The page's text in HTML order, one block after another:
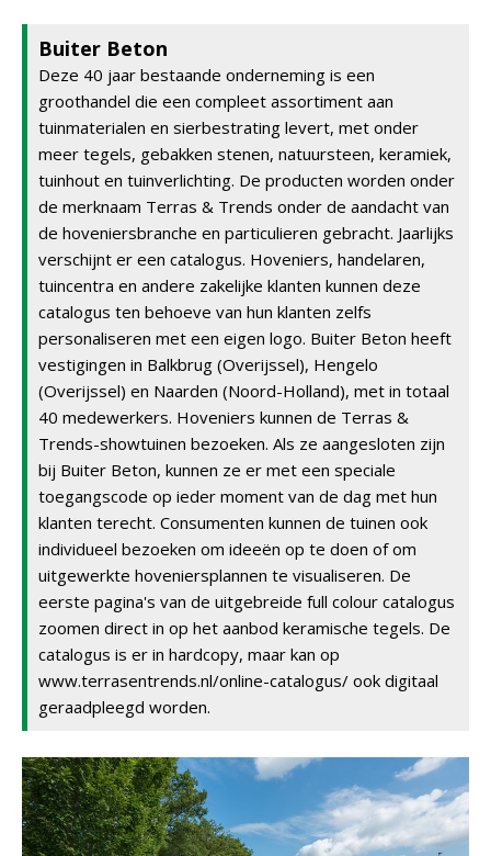
Buiter Beton
Deze 40 jaar bestaande onderneming is een
groothandel die een compleet assortiment aan
tuinmaterialen en sierbestrating levert, met onder
meer tegels, gebakken stenen, natuursteen, keramiek,
tuinhout en tuinverlichting. De producten worden onder
de merknaam Terras & Trends onder de aandacht van
de hoveniersbranche en particulieren gebracht. Jaarlijks
verschijnt er een catalogus. Hoveniers, handelaren,
tuincentra en andere zakelijke klanten kunnen deze
catalogus ten behoeve van hun klanten zelfs
personaliseren met een eigen logo. Buiter Beton heeft
vestigingen in Balkbrug (Overijssel), Hengelo
(Overijssel) en Naarden (Noord-Holland), met in totaal
40 medewerkers. Hoveniers kunnen de Terras &
Trends-showtuinen bezoeken. Als ze aangesloten zijn
bij Buiter Beton, kunnen ze er met een speciale
toegangscode op ieder moment van de dag met hun
klanten terecht. Consumenten kunnen de tuinen ook
individueel bezoeken om ideeën op te doen of om
uitgewerkte hoveniersplannen te visualiseren. De
eerste pagina's van de uitgebreide full colour catalogus
zoomen direct in op het aanbod keramische tegels. De
catalogus is er in hardcopy, maar kan op
www.terrasentrends.nl/online-catalogus/ ook digitaal
geraadpleegd worden.